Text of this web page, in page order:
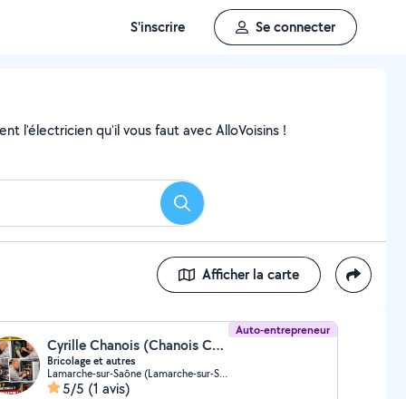
S'inscrire Se connecter
l'électricien qu'il vous faut avec AlloVoisins !
Rechercher
Afficher la carte
Auto-entrepreneur
Cyrille Chanois (Chanois Cyrille)
Bricolage et autres
Lamarche-sur-Saône (Lamarche-sur-Saône)
5/5 (1 avis)